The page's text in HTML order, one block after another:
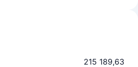
215 189,63